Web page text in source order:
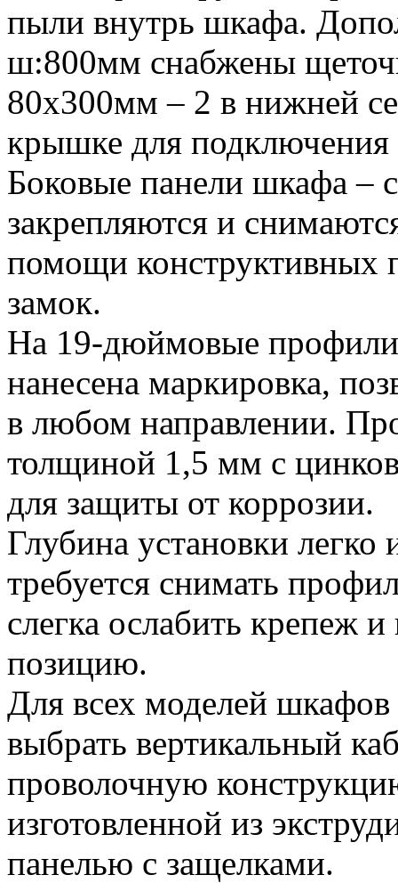
пыли внутрь шкафа.
ш:800мм снабжены
80х300мм – 2 в нижней
крышке для подключения
Боковые панели шкафа –
закрепляются и
помощи конструктивных
замок.
На 19-дюймовые
нанесена маркировка,
в любом направлении.
толщиной 1,5 мм с
для защиты от коррозии.
Глубина установки легко
требуется снимать
слегка ослабить крепеж
позицию.
Для всех моделей
выбрать вертикальный
проволочную
изготовленной из
панелью с защелками.